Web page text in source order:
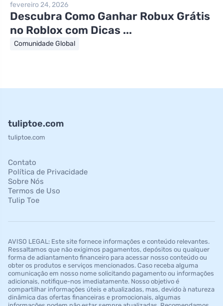
fevereiro 24, 2026
Descubra Como Ganhar Robux Grátis
no Roblox com Dicas ...
Comunidade Global
tuliptoe.com
tuliptoe.com
Contato
Política de Privacidade
Sobre Nós
Termos de Uso
Tulip Toe
AVISO LEGAL: Este site fornece informações e conteúdo relevantes.
Ressaltamos que não exigimos pagamentos, depósitos ou qualquer
forma de adiantamento financeiro para acessar nosso conteúdo ou
obter os produtos e serviços mencionados. Caso receba alguma
comunicação em nosso nome solicitando pagamento ou informações
adicionais, notifique-nos imediatamente. Nosso objetivo é
compartilhar informações úteis e atualizadas, mas, devido à natureza
dinâmica das ofertas financeiras e promocionais, algumas